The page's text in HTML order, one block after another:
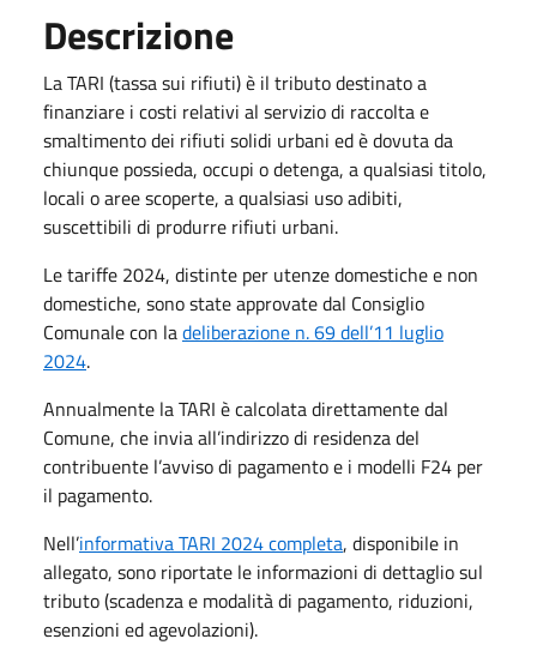
Descrizione
La TARI (tassa sui rifiuti)è il tributo destinato a
finanziare i costi relativi al servizio di raccolta e
smaltimento dei rifiuti solidi urbani ed è dovuta da
chiunque possieda, occupi o detenga, a qualsiasi titolo,
locali o aree scoperte, a qualsiasi uso adibiti,
suscettibili di produrre rifiuti urbani.
Le tariffe 2024, distinte per utenze domestiche e non
domestiche, sono state approvate dal Consiglio
Comunale con ladeliberazione n. 69 dell’11 luglio
2024.
Annualmente la TARI è calcolata direttamente dal
Comune, che invia all’indirizzo di residenza del
contribuente l’avviso di pagamento e i modelli F24 per
il pagamento.
Nell’informativa TARI 2024 completa, disponibile in
allegato, sono riportate le informazioni di dettaglio sul
tributo (scadenza e modalità di pagamento, riduzioni,
esenzioni ed agevolazioni).